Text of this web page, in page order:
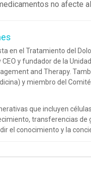
no afecte
en el Tratamiento del
y fundador de la
and Therapy.
y miembro del
que incluyen
transferencias de
el conocimiento y la